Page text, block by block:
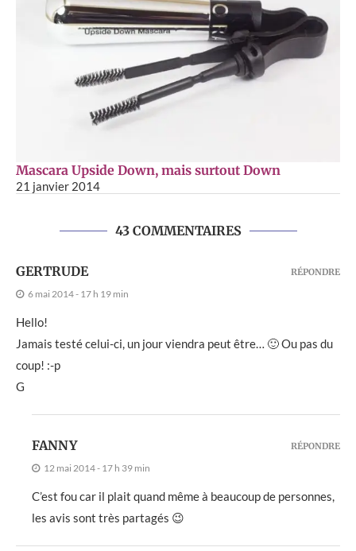
Mascara Upside Down, mais surtout Down
21 janvier 2014
43 COMMENTAIRES
GERTRUDE
6 mai 2014 - 17 h 19 min
Hello!
Jamais testé celui-ci, un jour viendra peut être… 🙂 Ou pas du
coup! :-p
G
RÉPONDRE
FANNY
12 mai 2014 - 17 h 39 min
C’est fou car il plait quand même à beaucoup de personnes,
les avis sont très partagés 😉
RÉPONDRE